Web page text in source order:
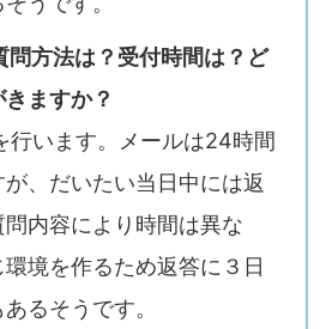
問方法は？受付時間は？ど
ますか？
行います。メールは24時間
、だいたい当日中には返
内容により時間は異な
境を作るため返答に３日
るそうです。